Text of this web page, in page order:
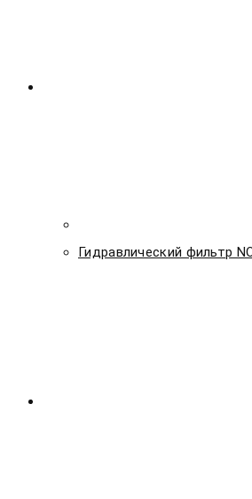
Гидравлический фильтр